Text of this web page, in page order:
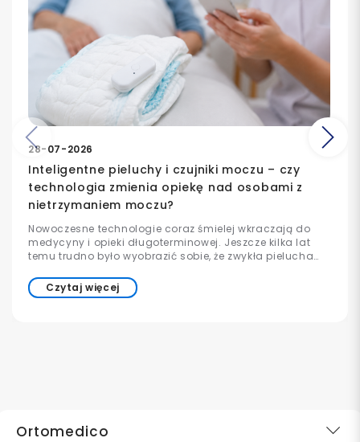
28-07-2026
Inteligentne pieluchy i czujniki moczu – czy
technologia zmienia opiekę nad osobami z
nietrzymaniem moczu?
Nowoczesne technologie coraz śmielej wkraczają do
medycyny i opieki długoterminowej. Jeszcze kilka lat
temu trudno było wyobrazić sobie, że zwykła pielucha
informować opiekuna o konieczności wymiany. Dziś
takie rozwiązania już istnieją i są stopniowo wdrażane w
Czytaj więcej
Poprzedni
Ortomedico